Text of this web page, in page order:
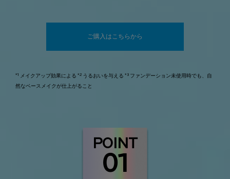
ご購入はこちらから
*1 メイクアップ効果による *2 うるおいを与える *3 ファンデーション未使用時でも、自
然なベースメイクが仕上がること
POINT
01